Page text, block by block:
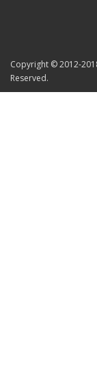
Copyright © 2012-
Reserved.